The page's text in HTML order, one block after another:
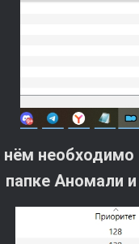
нём необходимо
папке Аномали